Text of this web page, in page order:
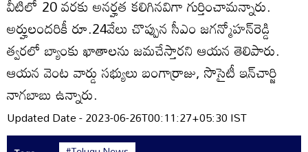
వీటిలో 20 వరకు అనర్హత కలిగినవిగా గుర్తించామన్నారు.
అర్హులందరికీ రూ.24వేలు చొప్పున సీఎం జగన్మోహన్‌రెడ్డి
త్వరలో బ్యాంకు ఖాతాలను జమచేస్తారని ఆయన తెలిపారు.
ఆయన వెంట వార్డు సభ్యులు బంగార్రాజు, సొసైటీ ఇన్‌చార్జి
నాగబాబు ఉన్నారు.
Updated Date - 2023-06-26T00:11:27+05:30 IST